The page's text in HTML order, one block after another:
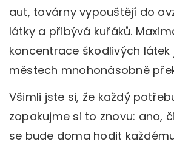
aut, továrny vypouštějí do
látky a přibývá kuřáků.
koncentrace škodlivých látek
městech mnohonásobně
Všimli jste si, že každý
zopakujme si to znovu: ano,
se bude doma hodit